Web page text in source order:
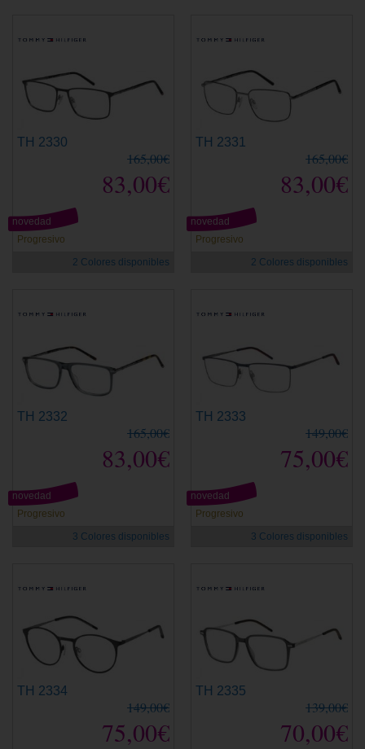
TH 2330
165,00€
83,00€
Progresivo
novedad
2 Colores disponibles
TH 2331
165,00€
83,00€
Progresivo
novedad
2 Colores disponibles
TH 2332
165,00€
83,00€
Progresivo
novedad
3 Colores disponibles
TH 2333
149,00€
75,00€
Progresivo
novedad
3 Colores disponibles
TH 2334
149,00€
75,00€
TH 2335
139,00€
70,00€